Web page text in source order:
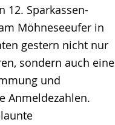
12. Sparkassen-
Möhneseeufer in
gestern nicht nur
sondern auch eine
und
Anmeldezahlen.